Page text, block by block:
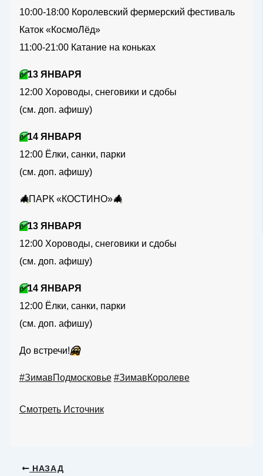
10:00-18:00 Королевский фермерский фестиваль
Каток «КосмоЛёд»
11:00-21:00 Катание на коньках
✅13 ЯНВАРЯ
12:00 Хороводы, снеговики и сдобы
(см. доп. афишу)
✅14 ЯНВАРЯ
12:00 Ёлки, санки, парки
(см. доп. афишу)
🎄ПАРК «КОСТИНО»🎄
✅13 ЯНВАРЯ
12:00 Хороводы, снеговики и сдобы
(см. доп. афишу)
✅14 ЯНВАРЯ
12:00 Ёлки, санки, парки
(см. доп. афишу)
До встречи!🤗
#ЗимавПодмосковье #ЗимавКоролеве
Смотреть Источник
НАЗАД